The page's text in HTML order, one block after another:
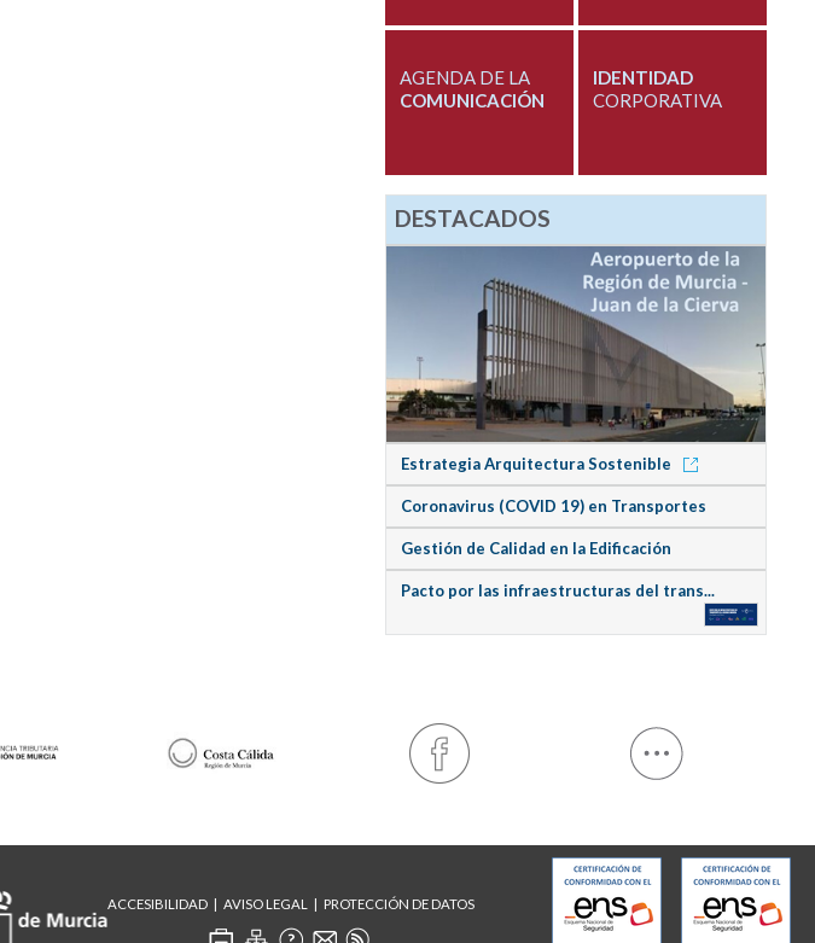
AGENDA DE LA
COMUNICACIÓN
IDENTIDAD
CORPORATIVA
DESTACADOS
Estrategia Arquitectura Sostenible
Coronavirus (COVID 19) en Transportes
Gestión de Calidad en la Edificación
Pacto por las infraestructuras del trans...
ACCESIBILIDAD AVISO LEGAL PROTECCIÓN DE DATOS